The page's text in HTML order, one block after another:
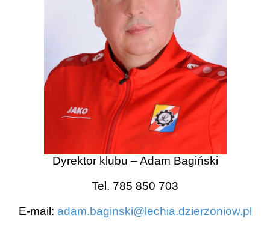
Dyrektor klubu – Adam Bagiński
Tel. 785 850 703
E-mail: adam.baginski@lechia.dzierzoniow.pl